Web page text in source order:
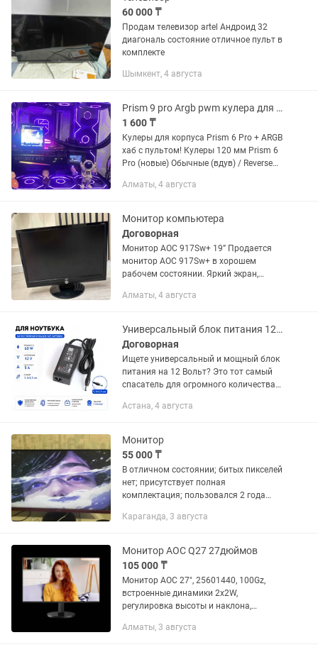
60 000 ₸
Продам телевизор artel Андроид 32
диагональ состояние отличное пульт в
комплекте
Шымкент, 4 августа
Prism 9 pro Argb pwm кулера для системного блока с хабом
1 600 ₸
Кулеры для корпуса Prism 6 Pro + ARGB
хаб с пультом! Кулеры 120 мм Prism 6
Pro (новые) Обычные (вдув) / Reverse
PWM (12V DC) 5V 3-pin ARGB
Алматы, 4 августа
Монитор компьютера
Договорная
Монитор AOC 917Sw+ 19” Продается
монитор AOC 917Sw+ в хорошем
рабочем состоянии. Яркий экран,
для работы, учебы, просмотра
Алматы, 4 августа
Универсальный блок питания 12V 5A 60W 5.5х2.5 мм для мониторов и техники
Договорная
Ищете универсальный и мощный блок
питания на 12 Вольт? Это тот самый
спасатель для огромного количества
выдает честные 60W (5 Ампер), не
Астана, 4 августа
Монитор
55 000 ₸
В отличном состоянии; битых пикселей
нет; присутствует полная
комплектация; пользовался 2 года
VA Разрешение - 1920x1080 Частота
Караганда, 3 августа
Монитор AOC Q27 27дюймов
105 000 ₸
Монитор AOC 27", 25601440, 100Gz,
встроенные динамики 2x2W,
регулировка высоты и наклона,
Алматы, 3 августа